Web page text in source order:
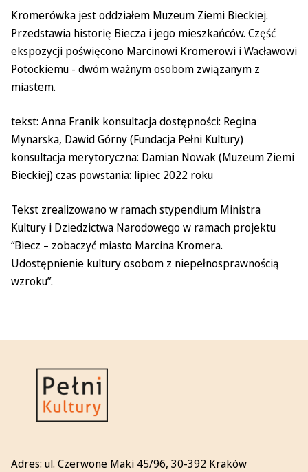
Kromerówka jest oddziałem Muzeum Ziemi Bieckiej.
Przedstawia historię Biecza i jego mieszkańców. Część
ekspozycji poświęcono Marcinowi Kromerowi i Wacławowi
Potockiemu - dwóm ważnym osobom związanym z
miastem.
tekst: Anna Franik konsultacja dostępności: Regina
Mynarska, Dawid Górny (Fundacja Pełni Kultury)
konsultacja merytoryczna: Damian Nowak (Muzeum Ziemi
Bieckiej) czas powstania: lipiec 2022 roku
Tekst zrealizowano w ramach stypendium Ministra
Kultury i Dziedzictwa Narodowego w ramach projektu
“Biecz – zobaczyć miasto Marcina Kromera.
Udostępnienie kultury osobom z niepełnosprawnością
wzroku”.
Adres: ul. Czerwone Maki 45/96, 30-392 Kraków